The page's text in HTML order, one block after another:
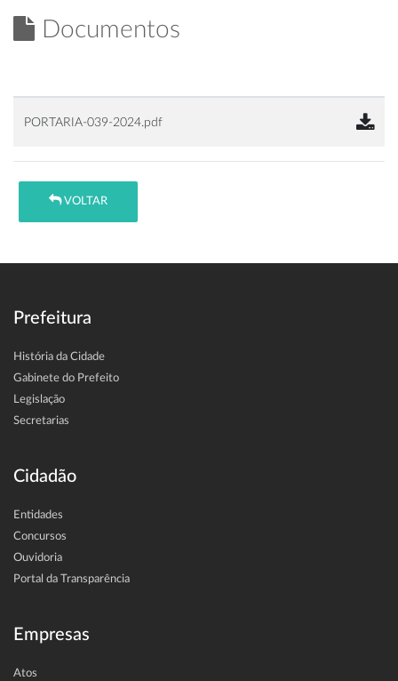
Documentos
PORTARIA-039-2024.pdf
VOLTAR
Prefeitura
História da Cidade
Gabinete do Prefeito
Legislação
Secretarias
Cidadão
Entidades
Concursos
Ouvidoria
Portal da Transparência
Empresas
Atos